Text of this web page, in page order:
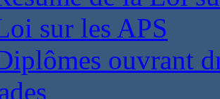
sur les APS
ouvrant